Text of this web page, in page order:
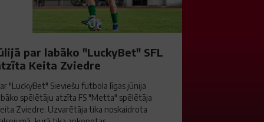
par labāko "LuckyBet" SFL
Keita Zviedre
"LuckyBet" Sieviešu futbola līgas jūnija
spēlētāju atzīta FS "Metta" spēlētāja
Zviedre. Uzvarētāja tika noskaidrota